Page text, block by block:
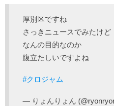
厚別区ですね
さっきニュースでみたけど
なんの目的なのか
腹立たしいですよね
#クロジャム
— りょんりょん